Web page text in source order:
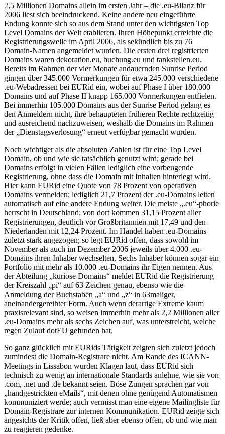
2,5 Millionen Domains allein im ersten Jahr – die .eu-Bilanz für
2006 liest sich beeindruckend. Keine andere neu eingeführte
Endung konnte sich so aus dem Stand unter den wichtigsten Top
Level Domains der Welt etablieren. Ihren Höhepunkt erreichte die
Registrierungswelle im April 2006, als sekündlich bis zu 76
Domain-Namen angemeldet wurden. Die ersten drei registrierten
Domains waren dekoration.eu, buchung.eu und tankstellen.eu.
Bereits im Rahmen der vier Monate andauernden Sunrise Period
gingen über 345.000 Vormerkungen für etwa 245.000 verschiedene
.eu-Webadressen bei EURid ein, wobei auf Phase I über 180.000
Domains und auf Phase II knapp 165.000 Vormerkungen entfielen.
Bei immerhin 105.000 Domains aus der Sunrise Period gelang es
den Anmeldern nicht, ihre behaupteten früheren Rechte rechtzeitig
und ausreichend nachzuweisen, weshalb die Domains im Rahmen
der „Dienstagsverlosung“ erneut verfügbar gemacht wurden.
Noch wichtiger als die absoluten Zahlen ist für eine Top Level
Domain, ob und wie sie tatsächlich genutzt wird; gerade bei
Domains erfolgt in vielen Fällen lediglich eine vorbeugende
Registrierung, ohne dass die Domain mit Inhalten hinterlegt wird.
Hier kann EURid eine Quote von 78 Prozent von operativen
Domains vermelden; lediglich 21,7 Prozent der .eu-Domains leiten
automatisch auf eine andere Endung weiter. Die meiste „.eu“-phorie
herrscht in Deutschland; von dort kommen 31,15 Prozent aller
Registrierungen, deutlich vor Großbritannien mit 17,49 und den
Niederlanden mit 12,24 Prozent. Im Handel haben .eu-Domains
zuletzt stark angezogen; so legt EURid offen, dass sowohl im
November als auch im Dezember 2006 jeweils über 4.000 .eu-
Domains ihren Inhaber wechselten. Sechs Inhaber können sogar ein
Portfolio mit mehr als 10.000 .eu-Domains ihr Eigen nennen. Aus
der Abteilung „kuriose Domains“ meldet EURid die Registrierung
der Kreiszahl „pi“ auf 63 Zeichen genau, ebenso wie die
Anmeldung der Buchstaben „a“ und „z“ in 63maliger,
aneinandergereihter Form. Auch wenn derartige Extreme kaum
praxisrelevant sind, so weisen immerhin mehr als 2,2 Millionen aller
.eu-Domains mehr als sechs Zeichen auf, was unterstreicht, welche
regen Zulauf dotEU gefunden hat.
So ganz glücklich mit EURids Tätigkeit zeigten sich zuletzt jedoch
zumindest die Domain-Registrare nicht. Am Rande des ICANN-
Meetings in Lissabon wurden Klagen laut, dass EURid sich
technisch zu wenig an internationale Standards anlehne, wie sie von
.com, .net und .de bekannt seien. Böse Zungen sprachen gar von
„handgestrickten eMails“, mit denen ohne genügend Automatismen
kommuniziert werde; auch vermisst man eine eigene Mailingliste für
Domain-Registrare zur internen Kommunikation. EURid zeigte sich
angesichts der Kritik offen, ließ aber ebenso offen, ob und wie man
zu reagieren gedenke.